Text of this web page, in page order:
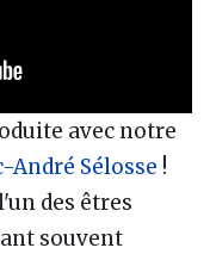
avec notre
André Sélosse !
des êtres
souvent